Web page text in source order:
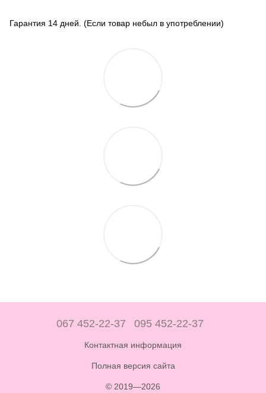
Гарантия 14 дней. (Если товар небыл в употреблении)
067 452-22-37 095 452-22-37
Контактная информация
Полная версия сайта
© 2019—2026